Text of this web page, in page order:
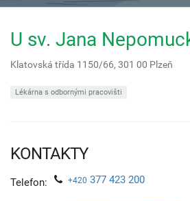
U sv. Jana
Klatovská třída 1150/66, 301 00 Plzeň
Lékárna s odbornými pracovišti
KONTAKTY
Telefon: +420 377 423 200